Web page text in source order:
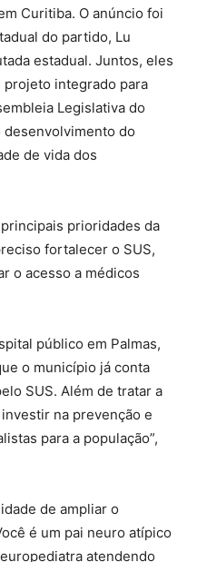
Curitiba. O anúncio foi
do partido, Lu
estadual. Juntos, eles
integrado para
Legislativa do
desenvolvimento do
de vida dos
prioridades da
fortalecer o SUS,
o acesso a médicos
público em Palmas,
o município já conta
SUS. Além de tratar a
na prevenção e
para a população”,
de ampliar o
é um pai neuro atípico
atendendo